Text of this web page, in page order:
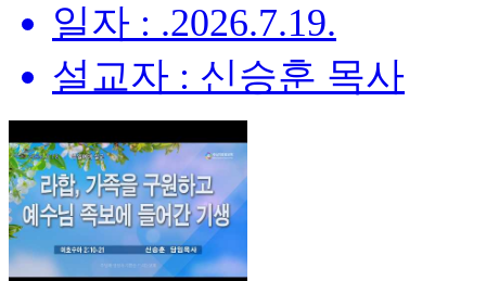
일자 : .2026.7.19.
설교자 : 신승훈 목사